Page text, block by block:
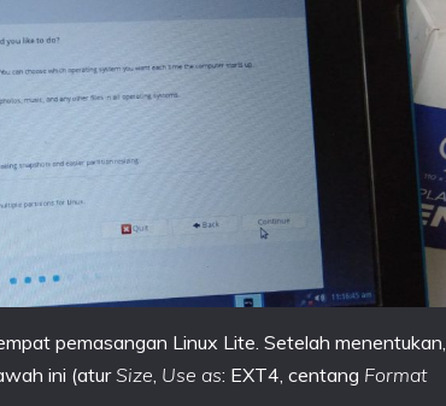
pemasangan Linux Lite. Setelah menentukan,
ini (aturSize, Use as: EXT4, centang Format